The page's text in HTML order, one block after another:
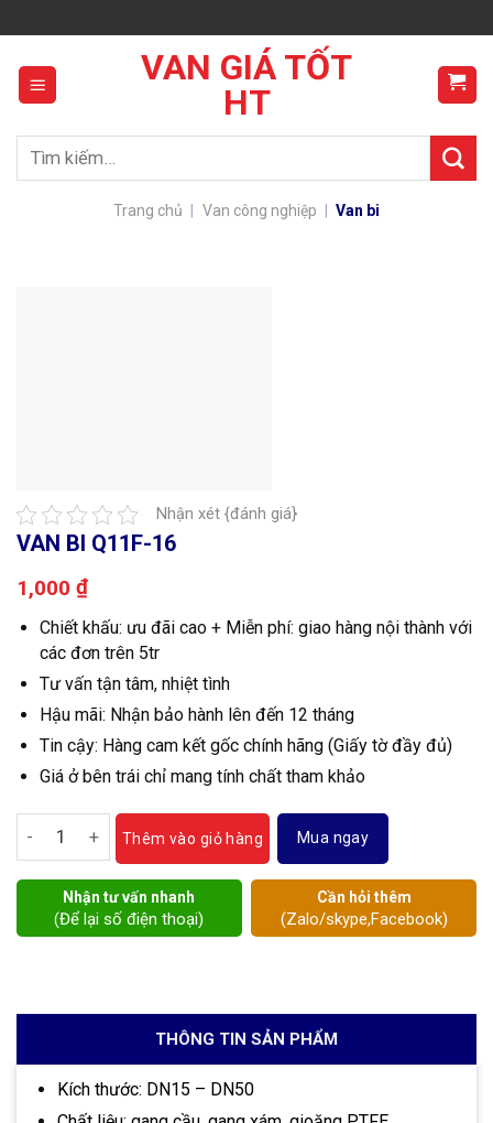
to
content
VAN GIÁ TỐT
HT
Tìm
Trang chủ Van công nghiệp Van bi
Nhận xét {đánh giá}
VAN BI Q11F-16
1,000 ₫
Chiết khấu: ưu đãi cao + Miễn phí: giao hàng nội thành với
các đơn trên 5tr
Tư vấn tận tâm, nhiệt tình
Hậu mãi: Nhận bảo hành lên đến 12 tháng
Tin cậy: Hàng cam kết gốc chính hãng (Giấy tờ đầy đủ)
Giá ở bên trái chỉ mang tính chất tham khảo
Van bi Q11F-16 số lượng
Thêm vào giỏ hàng Mua ngay
Nhận tư vấn nhanh
(Để lại số điện thoại)
Cần hỏi thêm
(Zalo/skype,Facebook)
THÔNG TIN SẢN PHẨM
Kích thước: DN15 – DN50